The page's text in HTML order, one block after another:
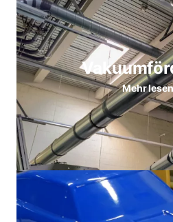
Mehr lesen